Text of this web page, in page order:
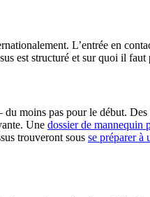
L’entrée en
est structuré et sur quoi il faut
moins pas pour le début.
Une dossier de mannequin
trouveront sous se préparer à